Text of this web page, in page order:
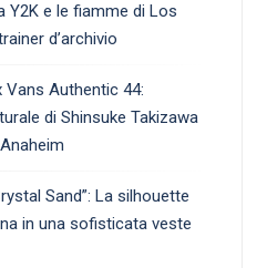
Y2K e le fiamme di Los
d’archivio
Vans Authentic 44:
di Shinsuke Takizawa
Sand”: La silhouette
in una sofisticata veste